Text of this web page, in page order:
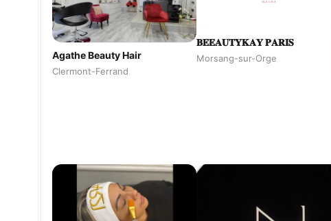
Agathe Beauty Hair
Clermont-Ferrand
𝐁𝐄𝐄𝐀𝐔𝐓𝐘𝐊𝐀𝐘 𝐏𝐀𝐑𝐈𝐒
Morsang-sur-Orge